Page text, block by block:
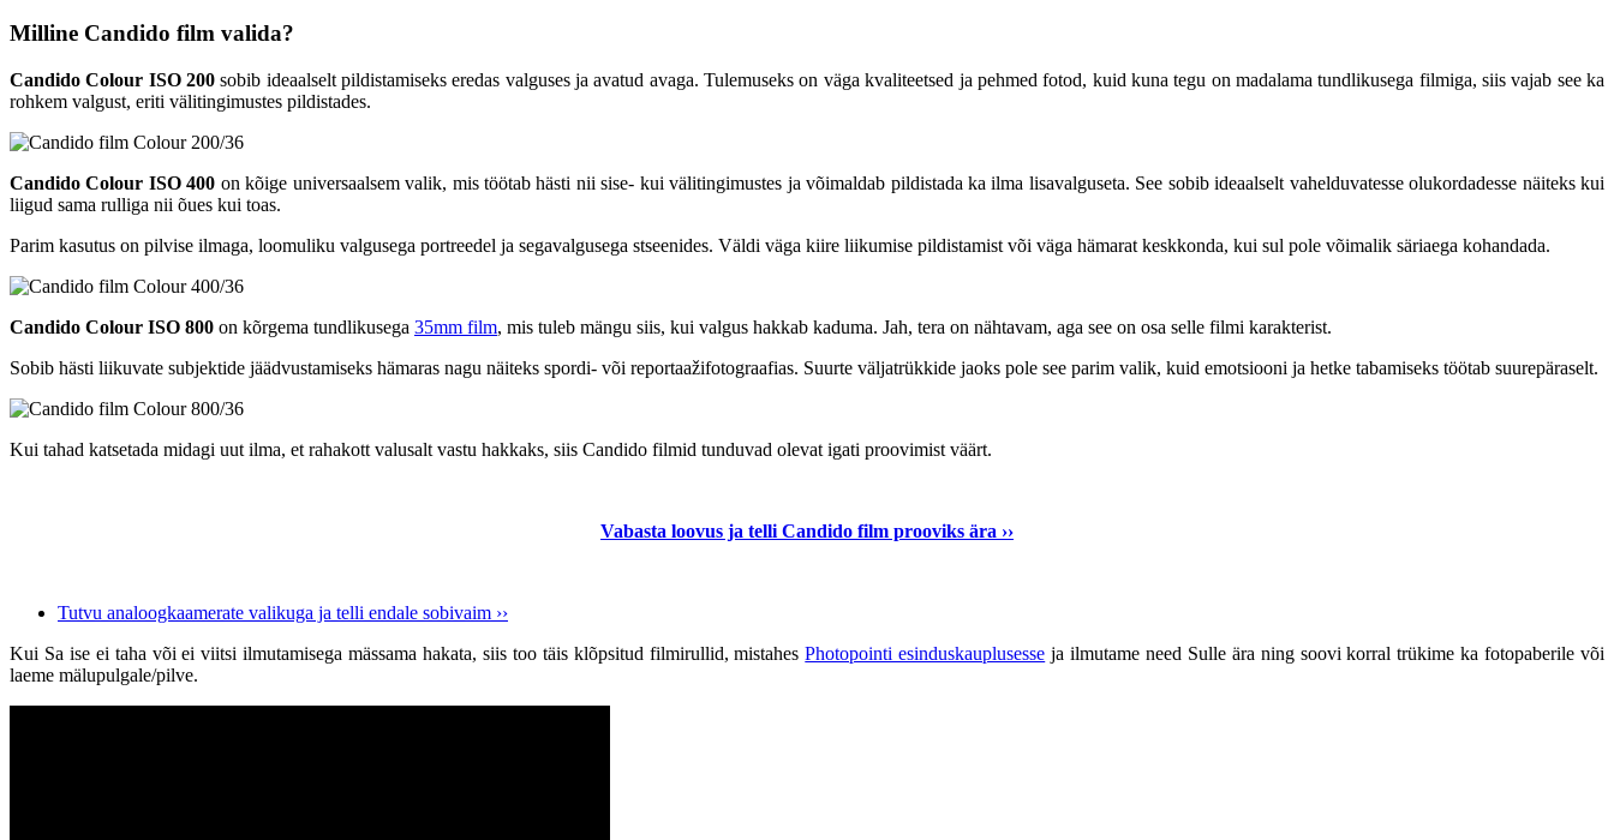
Milline Candido film valida?
Candido Colour ISO 200 sobib ideaalselt pildistamiseks eredas valguses ja avatud avaga. Tulemuseks on väga kvaliteetsed ja pehmed fotod, kuid kuna tegu on madalama tundlikusega filmiga, siis vajab see ka
rohkem valgust, eriti välitingimustes pildistades.
Candido Colour ISO 400 on kõige universaalsem valik, mis töötab hästi nii sise- kui välitingimustes ja võimaldab pildistada ka ilma lisavalguseta. See sobib ideaalselt vahelduvatesse olukordadesse näiteks kui
liigud sama rulliga nii õues kui toas.
Parim kasutus on pilvise ilmaga, loomuliku valgusega portreedel ja segavalgusega stseenides. Väldi väga kiire liikumise pildistamist või väga hämarat keskkonda, kui sul pole võimalik säriaega kohandada.
Candido Colour ISO 800 on kõrgema tundlikusega 35mm film, mis tuleb mängu siis, kui valgus hakkab kaduma. Jah, tera on nähtavam, aga see on osa selle filmi karakterist.
Sobib hästi liikuvate subjektide jäädvustamiseks hämaras nagu näiteks spordi- või reportaažifotograafias. Suurte väljatrükkide jaoks pole see parim valik, kuid emotsiooni ja hetke tabamiseks töötab suurepäraselt.
Kui tahad katsetada midagi uut ilma, et rahakott valusalt vastu hakkaks, siis Candido filmid tunduvad olevat igati proovimist väärt.
Vabasta loovus ja telli Candido film prooviks ära ››
Tutvu analoogkaamerate valikuga ja telli endale sobivaim ››
Kui Sa ise ei taha või ei viitsi ilmutamisega mässama hakata, siis too täis klõpsitud filmirullid, mistahesPhotopointi esinduskauplusesse ja ilmutame need Sulle ära ning soovi korral trükime ka fotopaberile või
laeme mälupulgale/pilve.